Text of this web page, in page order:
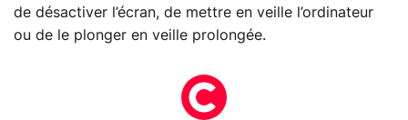
de désactiver l’écran, de mettre en veille l’ordinateur
ou de le plonger en veille prolongée.